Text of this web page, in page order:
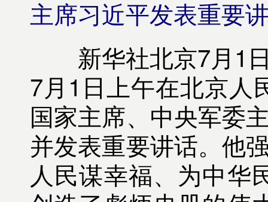
主席习近平发表重要
新华社北京7月1
7月1日上午在北京人
国家主席、中央军委
并发表重要讲话。他
人民谋幸福、为中华